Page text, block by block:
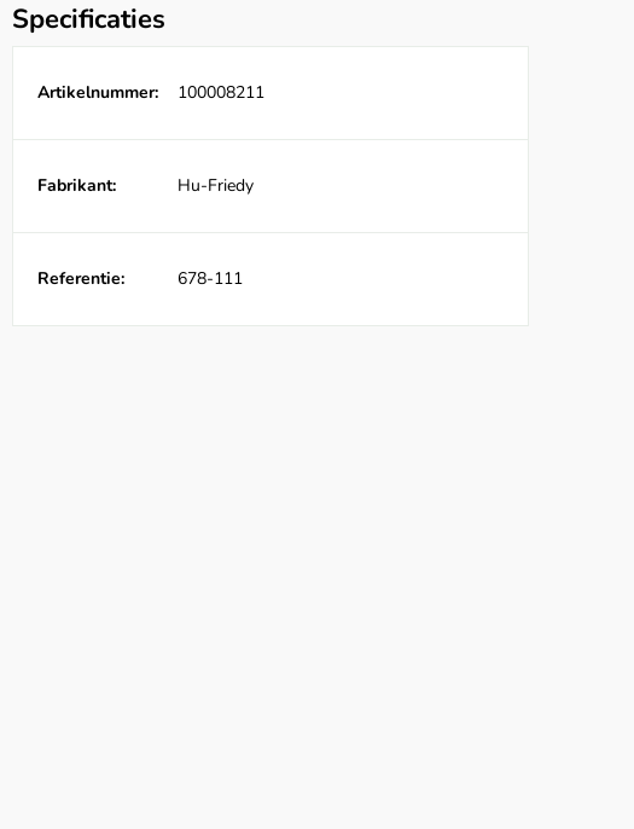
Specificaties
Artikelnummer: 100008211
Fabrikant: Hu-Friedy
Referentie: 678-111